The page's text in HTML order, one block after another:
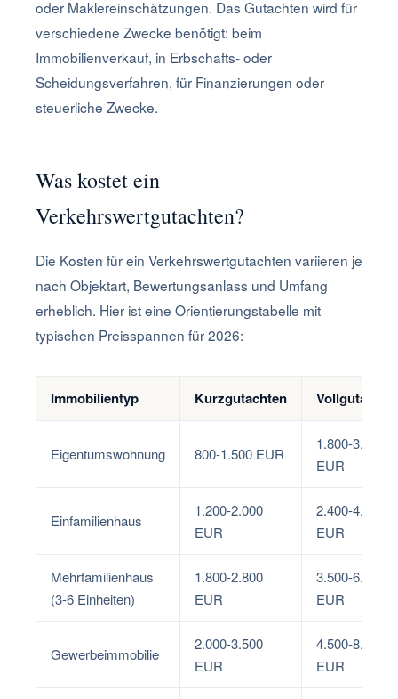
oder Maklereinschätzungen. Das Gutachten wird für
verschiedene Zwecke benötigt: beim
Immobilienverkauf, in Erbschafts- oder
Scheidungsverfahren, für Finanzierungen oder
steuerliche Zwecke.
Was kostet ein
Verkehrswertgutachten?
Die Kosten für ein Verkehrswertgutachten variieren je
nach Objektart, Bewertungsanlass und Umfang
erheblich. Hier ist eine Orientierungstabelle mit
typischen Preisspannen für 2026:
Immobilientyp Kurzgutachten
Eigentumswohnung 800-1.500 EUR
1.800-3.500
EUR
Einfamilienhaus
1.200-2.000
EUR
2.400-4.500
EUR
Mehrfamilienhaus
(3-6 Einheiten)
1.800-2.800
EUR
3.500-6.000
EUR
Gewerbeimmobilie
2.000-3.500
EUR
4.500-8.000
EUR